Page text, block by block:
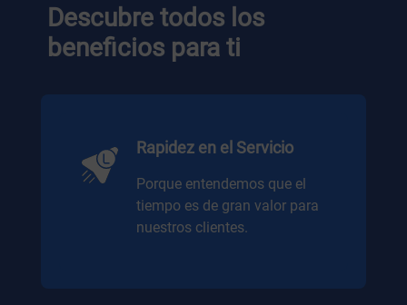
Descubre todos los
beneficios para ti
Rapidez en el Servicio
Porque entendemos que el
tiempo es de gran valor para
nuestros clientes.